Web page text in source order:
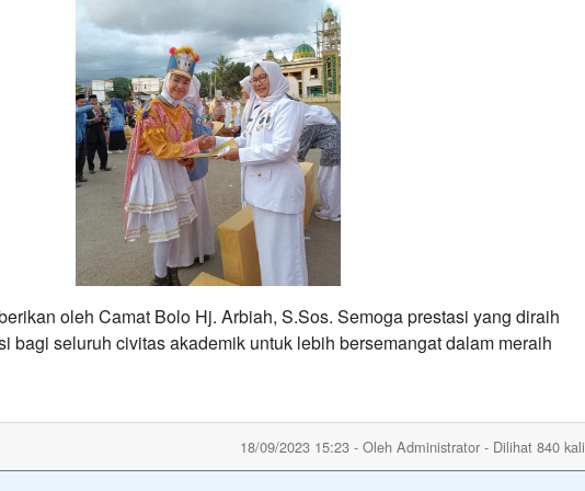
oleh Camat Bolo Hj. Arbiah, S.Sos. Semoga prestasi yang diraih
bagi seluruh civitas akademik untuk lebih bersemangat dalam meraih
18/09/2023 15:23 - Oleh Administrator - Dilihat 840 kali